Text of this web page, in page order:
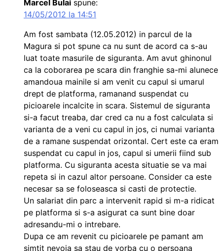
Marcel Bulai spune:
14/05/2012 la 14:51
Am fost sambata (12.05.2012) in parcul de la
Magura si pot spune ca nu sunt de acord ca s-au
luat toate masurile de siguranta. Am avut ghinonul
ca la coborarea pe scara din franghie sa-mi alunece
amandoua mainile si am venit cu capul si umarul
drept de platforma, ramanand suspendat cu
picioarele incalcite in scara. Sistemul de siguranta
si-a facut treaba, dar cred ca nu a fost calculata si
varianta de a veni cu capul in jos, ci numai varianta
de a ramane suspendat orizontal. Cert este ca eram
suspendat cu capul in jos, capul si umerii fiind sub
platforma. Cu siguranta acesta situatie se va mai
repeta si in cazul altor persoane. Consider ca este
necesar sa se foloseasca si casti de protectie.
Un salariat din parc a intervenit rapid si m-a ridicat
pe platforma si s-a asigurat ca sunt bine doar
adresandu-mi o intrebare.
Dupa ce am revenit cu picioarele pe pamant am
simtit nevoia sa stau de vorba cu o persoana